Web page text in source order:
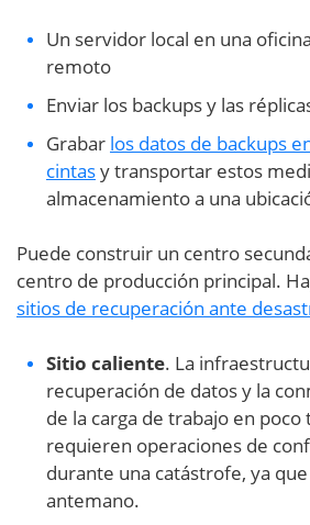
Un servidor local en una
remoto
Enviar los backups y las
Grabar los datos de backups
cintasy transportar estos
almacenamiento a una
Puede construir un centro
centro de producción principal.
sitios de recuperación ante
Sitio caliente. La
recuperación de datos y la
de la carga de trabajo en poco
requieren operaciones de
durante una catástrofe, ya
antemano.